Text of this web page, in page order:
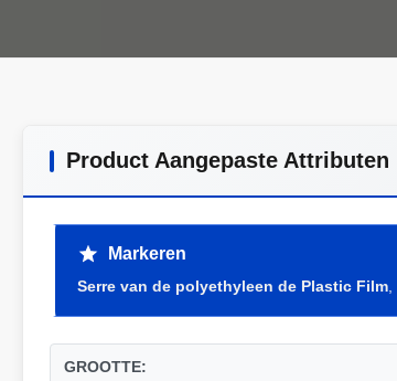
Product Aangepaste Attributen
Markeren
Serre van de polyethyleen de Plastic Film
GROOTTE: